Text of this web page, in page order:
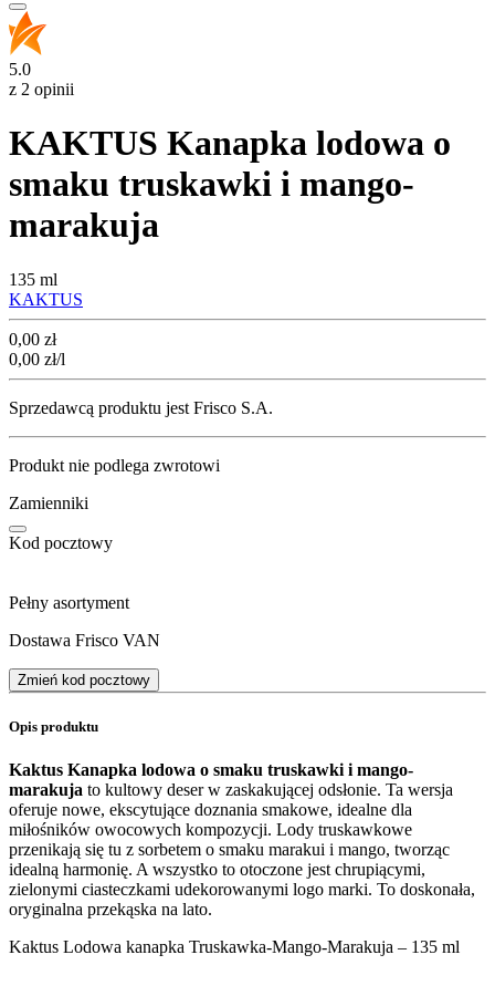
5.0
z 2 opinii
KAKTUS Kanapka lodowa o
smaku truskawki i mango-
marakuja
135 ml
KAKTUS
Cena
0,00 zł
0,00 zł/l
Sprzedawcą produktu jest Frisco S.A.
Produkt nie podlega zwrotowi
Zamienniki
Kod pocztowy
Pełny asortyment
Dostawa Frisco VAN
Zmień kod pocztowy
Opis produktu
Kaktus Kanapka lodowa o smaku truskawki i mango-
marakuja to kultowy deser w zaskakującej odsłonie. Ta wersja
oferuje nowe, ekscytujące doznania smakowe, idealne dla
miłośników owocowych kompozycji. Lody truskawkowe
przenikają się tu z sorbetem o smaku marakui i mango, tworząc
idealną harmonię. A wszystko to otoczone jest chrupiącymi,
zielonymi ciasteczkami udekorowanymi logo marki. To doskonała,
oryginalna przekąska na lato.
Kaktus Lodowa kanapka Truskawka-Mango-Marakuja – 135 ml